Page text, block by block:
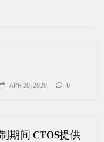
APR 20, 2020 0
期间 CTOS提供